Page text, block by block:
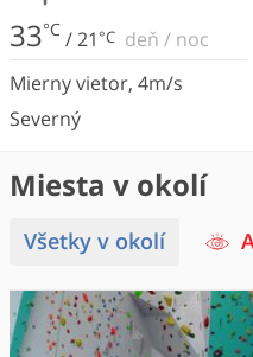
33°C /21°C deň / noc
Mierny vietor, 4m/s
Severný
Miesta v okolí
Všetky v okolí